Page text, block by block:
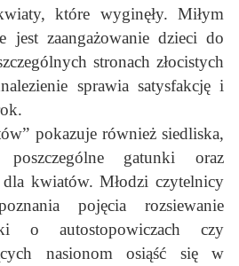
które wyginęły. Miłym
jest zaangażowanie dzieci do
stronach złocistych
sprawia satysfakcję i
pokazuje również siedliska,
poszczególne gatunki oraz
dla kwiatów. Młodzi czytelnicy
pojęcia rozsiewanie
o autostopowiczach czy
nasionom osiąść się w